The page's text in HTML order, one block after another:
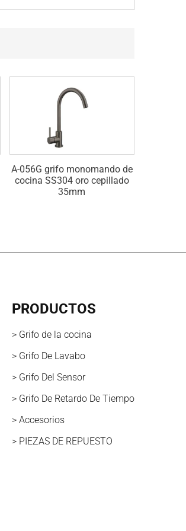
A-056G grifo monomando de
cocina SS304 oro cepillado
35mm
PRODUCTOS
> Grifo de la cocina
> Grifo De Lavabo
> Grifo Del Sensor
> Grifo De Retardo De Tiempo
> Accesorios
> PIEZAS DE REPUESTO